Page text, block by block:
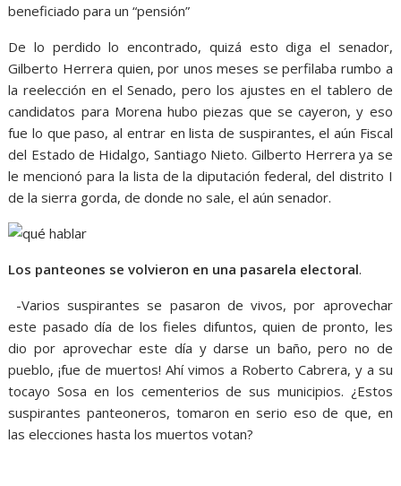
beneficiado para un “pensión”
De lo perdido lo encontrado, quizá esto diga el senador,
Gilberto Herrera quien, por unos meses se perfilaba rumbo a
la reelección en el Senado, pero los ajustes en el tablero de
candidatos para Morena hubo piezas que se cayeron, y eso
fue lo que paso, al entrar en lista de suspirantes, el aún Fiscal
del Estado de Hidalgo, Santiago Nieto. Gilberto Herrera ya se
le mencionó para la lista de la diputación federal, del distrito I
de la sierra gorda, de donde no sale, el aún senador.
Los panteones se volvieron en una pasarela electoral.
-Varios suspirantes se pasaron de vivos, por aprovechar
este pasado día de los fieles difuntos, quien de pronto, les
dio por aprovechar este día y darse un baño, pero no de
pueblo, ¡fue de muertos! Ahí vimos a Roberto Cabrera, y a su
tocayo Sosa en los cementerios de sus municipios. ¿Estos
suspirantes panteoneros, tomaron en serio eso de que, en
las elecciones hasta los muertos votan?